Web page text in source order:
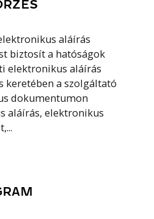
aláírás
biztosít a hatóságok
elektronikus aláírás
keretében a szolgáltató
dokumentumon
aláírás, elektronikus